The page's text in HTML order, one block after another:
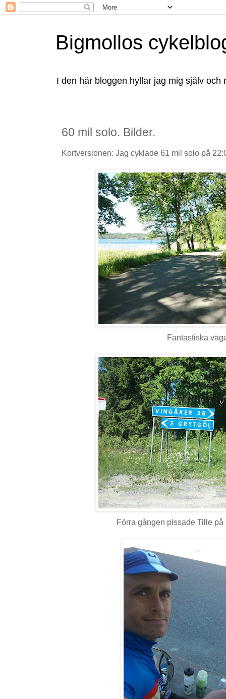
Bigmollos
I den här bloggen hyllar jag mig själv
60 mil solo. Bilder.
Kortversionen: Jag cyklade 61 mil solo på
Fantastiska
Förra gången pissade Tille på